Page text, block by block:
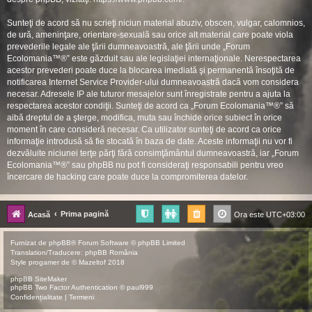
Sunteţi de acord să nu scrieţi niciun material abuziv, obscen, vulgar, calomnios,
de ură, ameninţare, orientare-sexuală sau orice alt material care poate viola
prevederile legale ale ţării dumneavoastră, ale ţării unde „Forum
Ecolomania™®” este găzduit sau ale legislaţiei internaţionale. Nerespectarea
acestor prevederi poate duce la blocarea imediată şi permanentă însoţită de
notificarea Internet Service Provider-ului dumneavoastră dacă vom considera
necesar. Adresele IP ale tuturor mesajelor sunt înregistrate pentru a ajuta la
respectarea acestor condiţii. Sunteţi de acord ca „Forum Ecolomania™®” să
aibă dreptul de a şterge, modifica, muta sau închide orice subiect în orice
moment în care consideră necesar. Ca utilizator sunteţi de acord ca orice
informaţie introdusă să fie stocată în baza de date. Aceste informaţii nu vor fi
dezvăluite niciunei terţe părţi fără consimţământul dumneavoastră, iar „Forum
Ecolomania™®” sau phpBB nu pot fi consideraţi responsabili pentru vreo
încercare de hacking care poate duce la compromiterea datelor.
Acasă Prima pagină Ora esteUTC+03:00
Furnizat de phpBB® Forum Software © phpBB Limited
Translation/Traducere: phpBB România
Style progamer de © Mazeltof 2018
phpBB SiteMaker
phpBB Two Factor Authentication © paul999
Confidențialitate | Termeni